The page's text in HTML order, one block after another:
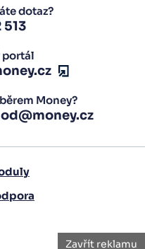
dotaz?
513
portál
Money?